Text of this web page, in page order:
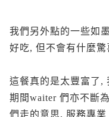
我們另外點的一些如
好吃, 但不會有什麼驚
這餐真的是太豐富了,
期間waiter 們亦不斷
們走的意思, 服務專業